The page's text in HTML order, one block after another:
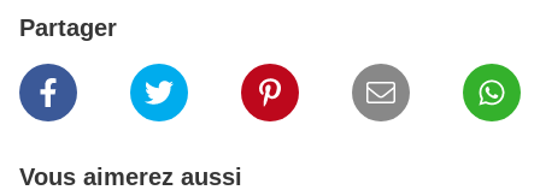
Partager
Vous aimerez aussi